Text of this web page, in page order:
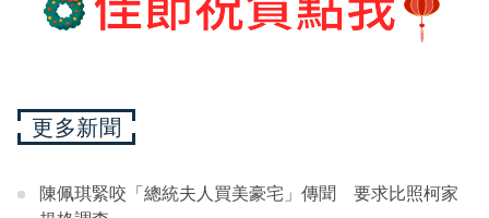
更多新聞
陳佩琪緊咬「總統夫人買美豪宅」傳聞 要求比照柯家